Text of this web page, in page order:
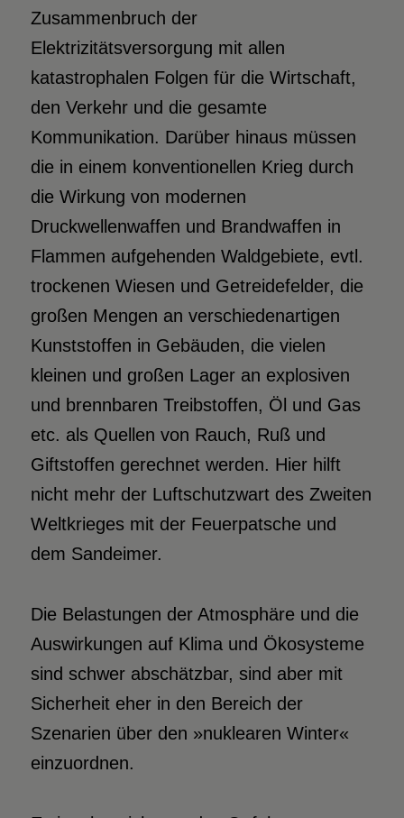
Zusammenbruch der
Elektrizitätsversorgung mit allen
katastrophalen Folgen für die Wirtschaft,
den Verkehr und die gesamte
Kommunikation. Darüber hinaus müssen
die in einem konventionellen Krieg durch
die Wirkung von modernen
Druckwellenwaffen und Brandwaffen in
Flammen aufgehenden Waldgebiete, evtl.
trockenen Wiesen und Getreidefelder, die
großen Mengen an verschiedenartigen
Kunststoffen in Gebäuden, die vielen
kleinen und großen Lager an explosiven
und brennbaren Treibstoffen, Öl und Gas
etc. als Quellen von Rauch, Ruß und
Giftstoffen gerechnet werden. Hier hilft
nicht mehr der Luftschutzwart des Zweiten
Weltkrieges mit der Feuerpatsche und
dem Sandeimer.
Die Belastungen der Atmosphäre und die
Auswirkungen auf Klima und Ökosysteme
sind schwer abschätzbar, sind aber mit
Sicherheit eher in den Bereich der
Szenarien über den »nuklearen Winter«
einzuordnen.